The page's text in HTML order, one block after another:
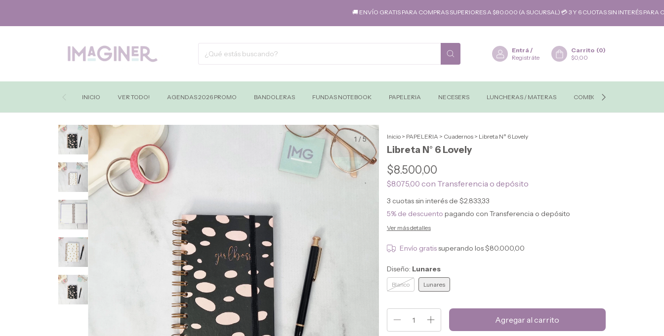
🚚 ENVÍO GRATIS PARA COMPRAS SUPERIORES A $80.000 (A SUCURSAL) 💳 3 Y 6 CUOTAS SIN INTERÉS PARA
Entrá /
Registráte
Carrito (0)
$0,00
INICIO VER TODO! AGENDAS 2026 PROMO BANDOLERAS FUNDAS NOTEBOOK PAPELERIA NECESERS LUNCHERAS / MATERAS COMBOS-REGALOS
1 /5 Inicio > PAPELERIA > Cuadernos > Libreta N° 6 Lovely
Libreta N° 6 Lovely
$8.500,00
$8.075,00 con Transferencia o depósito
3 cuotas sin interés de $2.833,33
5% de descuento pagando con Transferencia o depósito
Ver más detalles
Envío gratissuperando los$80.000,00
Diseño: Lunares
Blanco Lunares